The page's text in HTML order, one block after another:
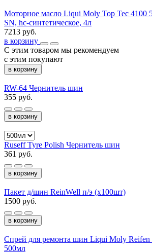
Моторное масло Liqui Moly Top Tec 4100
SN, hc-синтетическое, 4л
7213 руб.
в корзину
С этим товаром мы рекомендуем
с этим покупают
в корзину
RW-64 Чернитель шин
355 руб.
в корзину
Ruseff Tyre Polish Чернитель шин
361 руб.
в корзину
Пакет д/шин ReinWell п/э (х100шт)
1500 руб.
в корзину
Спрей для ремонта шин Liqui Moly Reifen
500мл